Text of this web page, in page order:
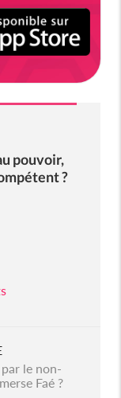
pouvoir,
?
le non-
Faé ?